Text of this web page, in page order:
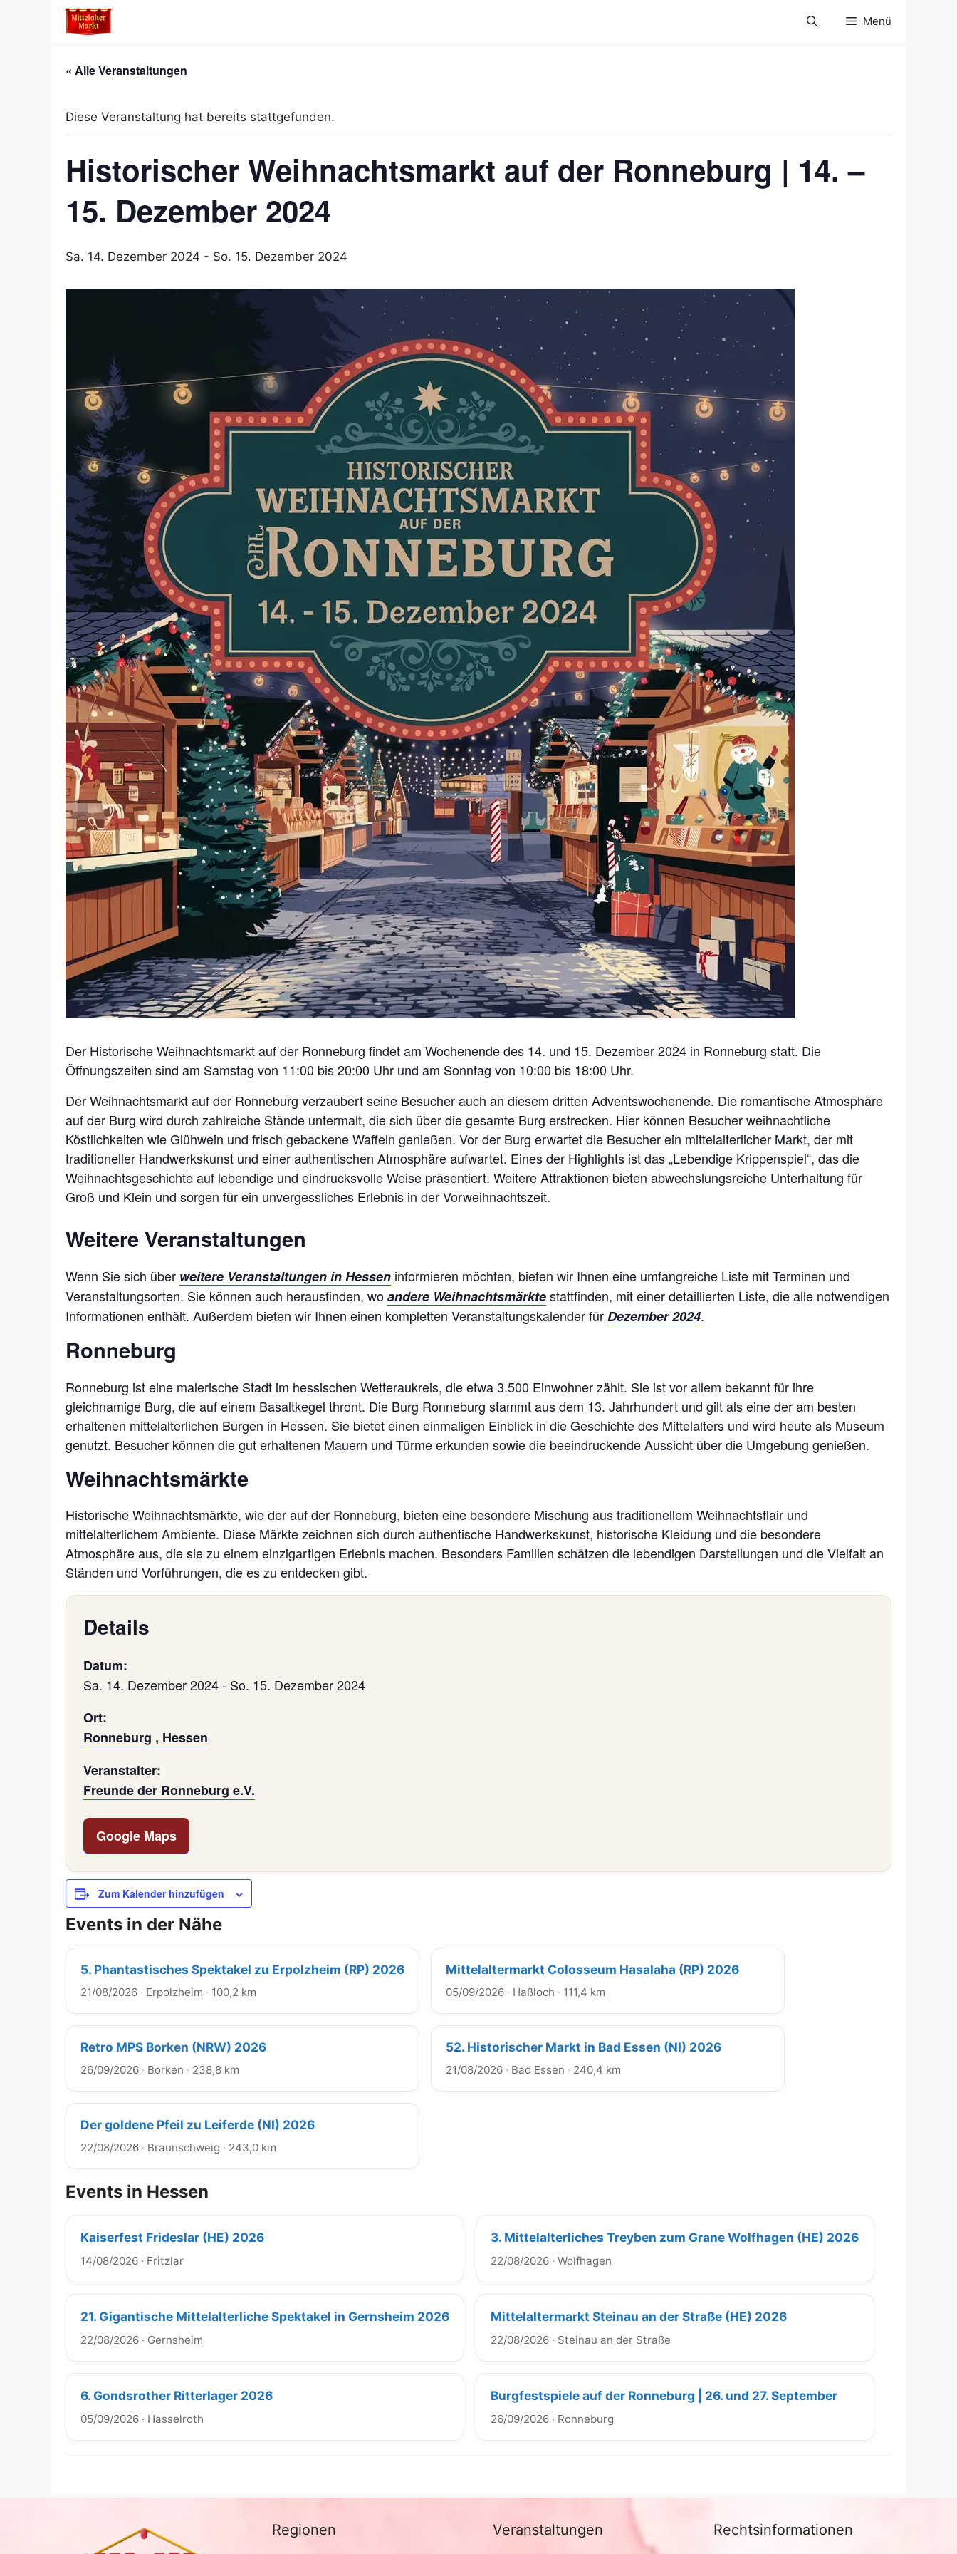
Menü
« Alle Veranstaltungen
Diese Veranstaltung hat bereits stattgefunden.
Historischer Weihnachtsmarkt auf der Ronneburg | 14. –
15. Dezember 2024
Sa. 14. Dezember 2024 - So. 15. Dezember 2024
Der Historische Weihnachtsmarkt auf der Ronneburg findet am Wochenende des 14. und 15. Dezember 2024 in Ronneburg statt. Die
Öffnungszeiten sind am Samstag von 11:00 bis 20:00 Uhr und am Sonntag von 10:00 bis 18:00 Uhr.
Der Weihnachtsmarkt auf der Ronneburg verzaubert seine Besucher auch an diesem dritten Adventswochenende. Die romantische Atmosphäre
auf der Burg wird durch zahlreiche Stände untermalt, die sich über die gesamte Burg erstrecken. Hier können Besucher weihnachtliche
Köstlichkeiten wie Glühwein und frisch gebackene Waffeln genießen. Vor der Burg erwartet die Besucher ein mittelalterlicher Markt, der mit
traditioneller Handwerkskunst und einer authentischen Atmosphäre aufwartet. Eines der Highlights ist das „Lebendige Krippenspiel“, das die
Weihnachtsgeschichte auf lebendige und eindrucksvolle Weise präsentiert. Weitere Attraktionen bieten abwechslungsreiche Unterhaltung für
Groß und Klein und sorgen für ein unvergessliches Erlebnis in der Vorweihnachtszeit.
Weitere Veranstaltungen
Wenn Sie sich über weitere Veranstaltungen in Hessen informieren möchten, bieten wir Ihnen eine umfangreiche Liste mit Terminen und
Veranstaltungsorten. Sie können auch herausfinden, woandere Weihnachtsmärktestattfinden, mit einer detaillierten Liste, die alle notwendigen
Informationen enthält. Außerdem bieten wir Ihnen einen kompletten Veranstaltungskalender fürDezember 2024.
Ronneburg
Ronneburg ist eine malerische Stadt im hessischen Wetteraukreis, die etwa 3.500 Einwohner zählt. Sie ist vor allem bekannt für ihre
gleichnamige Burg, die auf einem Basaltkegel thront. Die Burg Ronneburg stammt aus dem 13. Jahrhundert und gilt als eine der am besten
erhaltenen mittelalterlichen Burgen in Hessen. Sie bietet einen einmaligen Einblick in die Geschichte des Mittelalters und wird heute als Museum
genutzt. Besucher können die gut erhaltenen Mauern und Türme erkunden sowie die beeindruckende Aussicht über die Umgebung genießen.
Weihnachtsmärkte
Historische Weihnachtsmärkte, wie der auf der Ronneburg, bieten eine besondere Mischung aus traditionellem Weihnachtsflair und
mittelalterlichem Ambiente. Diese Märkte zeichnen sich durch authentische Handwerkskunst, historische Kleidung und die besondere
Atmosphäre aus, die sie zu einem einzigartigen Erlebnis machen. Besonders Familien schätzen die lebendigen Darstellungen und die Vielfalt an
Ständen und Vorführungen, die es zu entdecken gibt.
Details
Datum:
Sa. 14. Dezember 2024- So. 15. Dezember 2024
Ort:
Ronneburg , Hessen
Veranstalter:
Freunde der Ronneburg e.V.
Google Maps
Zum Kalender hinzufügen
Events in der Nähe
5. Phantastisches Spektakel zu Erpolzheim (RP) 2026
21/08/2026 · Erpolzheim · 100,2 km
Mittelaltermarkt Colosseum Hasalaha (RP) 2026
05/09/2026 · Haßloch · 111,4 km
Retro MPS Borken (NRW) 2026
26/09/2026 · Borken · 238,8 km
52. Historischer Markt in Bad Essen (NI) 2026
21/08/2026 · Bad Essen · 240,4 km
Der goldene Pfeil zu Leiferde (NI) 2026
22/08/2026 · Braunschweig · 243,0 km
Events in Hessen
Kaiserfest Frideslar (HE) 2026
14/08/2026 · Fritzlar
3. Mittelalterliches Treyben zum Grane Wolfhagen (HE) 2026
22/08/2026 · Wolfhagen
21. Gigantische Mittelalterliche Spektakel in Gernsheim 2026
22/08/2026 · Gernsheim
Mittelaltermarkt Steinau an der Straße (HE) 2026
22/08/2026 · Steinau an der Straße
6. Gondsrother Ritterlager 2026
05/09/2026 · Hasselroth
Burgfestspiele auf der Ronneburg | 26. und 27. September
26/09/2026 · Ronneburg
Regionen Veranstaltungen Rechtsinformationen